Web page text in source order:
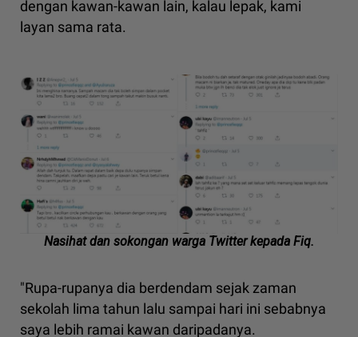
dengan kawan-kawan lain, kalau lepak, kami
layan sama rata.
Nasihat dan sokongan warga Twitter kepada Fiq.
"Rupa-rupanya dia berdendam sejak zaman
sekolah lima tahun lalu sampai hari ini sebabnya
saya lebih ramai kawan daripadanya.